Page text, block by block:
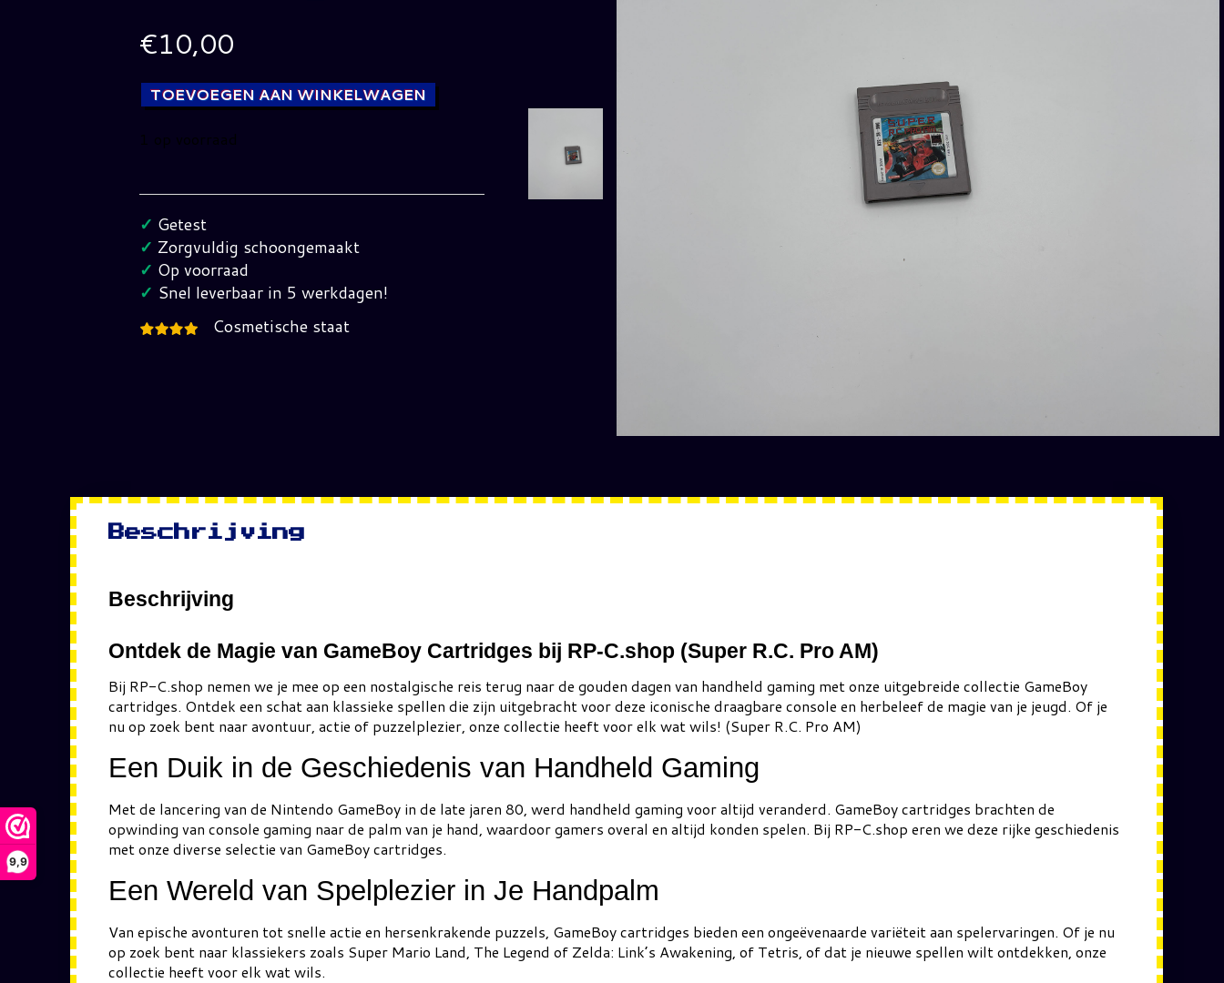
9,9
€10,00
TOEVOEGEN AAN WINKELWAGEN
1 op voorraad
R.C.
Pro
AM
GameBoy
SCN
✓ Getest
✓ Zorgvuldig schoongemaakt
✓ Op voorraad
✓ Snel leverbaar in 5 werkdagen!
Cosmetische staat
Beschrijving
Beschrijving
Ontdek de Magie van GameBoy Cartridges bij RP-C.shop (Super R.C. Pro AM)
Bij RP-C.shop nemen we je mee op een nostalgische reis terug naar de gouden dagen van handheld gaming met onze uitgebreide collectie GameBoy
cartridges. Ontdek een schat aan klassieke spellen die zijn uitgebracht voor deze iconische draagbare console en herbeleef de magie van je jeugd. Of je
nu op zoek bent naar avontuur, actie of puzzelplezier, onze collectie heeft voor elk wat wils! (Super R.C. Pro AM)
Een Duik in de Geschiedenis van Handheld Gaming
Met de lancering van de Nintendo GameBoy in de late jaren 80, werd handheld gaming voor altijd veranderd. GameBoy cartridges brachten de
opwinding van console gaming naar de palm van je hand, waardoor gamers overal en altijd konden spelen. Bij RP-C.shop eren we deze rijke geschiedenis
met onze diverse selectie van GameBoy cartridges.
Een Wereld van Spelplezier in Je Handpalm
Van epische avonturen tot snelle actie en hersenkrakende puzzels, GameBoy cartridges bieden een ongeëvenaarde variëteit aan spelervaringen. Of je nu
op zoek bent naar klassiekers zoals Super Mario Land, The Legend of Zelda: Link’s Awakening, of Tetris, of dat je nieuwe spellen wilt ontdekken, onze
collectie heeft voor elk wat wils.